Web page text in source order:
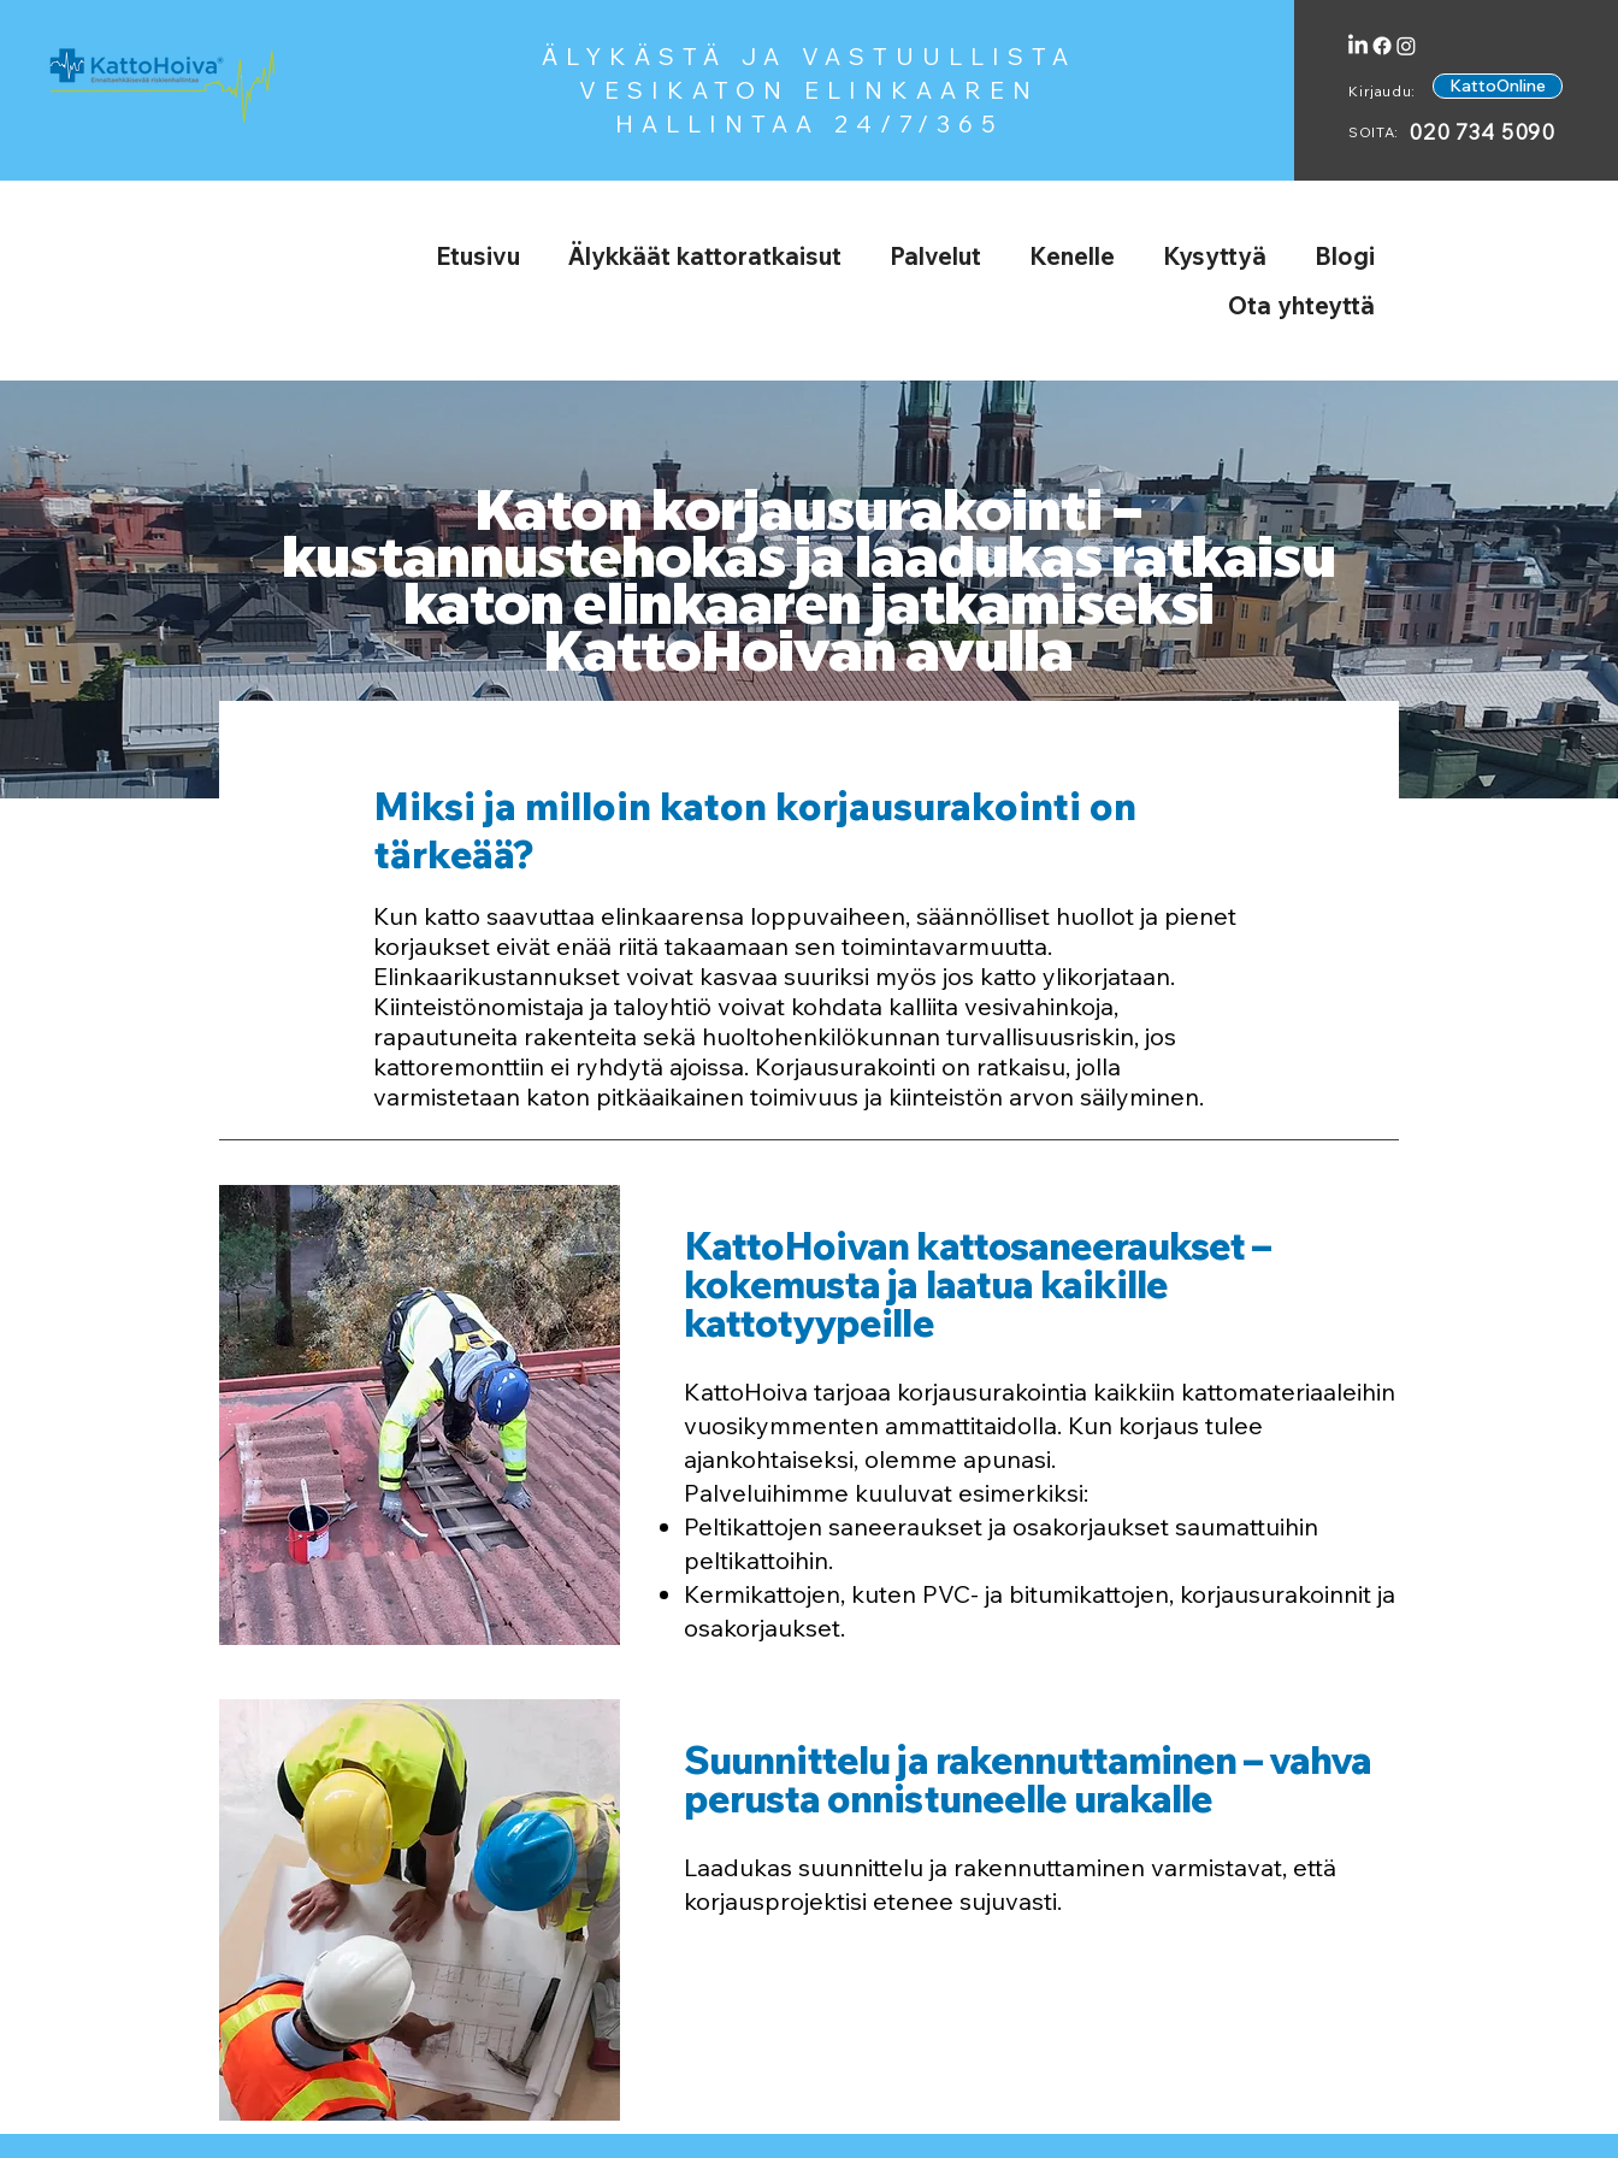
ÄLYKÄSTÄ JA VASTUULLISTA
VESIKATON ELINKAAREN
HALLINTAA 24/7/365
Kirjaudu: KattoOnline
SOITA: 020 734 5090
Etusivu Älykkäät kattoratkaisut Palvelut Kenelle Kysyttyä
Blogi
Ota yhteyttä
Katon korjausurakointi –
kustannustehokas ja laadukas ratkaisu
katon elinkaaren jatkamiseksi
KattoHoivan avulla
Miksi ja milloin katon korjausurakointi on
tärkeää?
Kun katto saavuttaa elinkaarensa loppuvaiheen, säännölliset huollot ja pienet
korjaukset eivät enää riitä takaamaan sen toimintavarmuutta.
Elinkaarikustannukset voivat kasvaa suuriksi myös jos katto ylikorjataan.
Kiinteistönomistaja ja taloyhtiö voivat kohdata kalliita vesivahinkoja,
rapautuneita rakenteita sekä huoltohenkilökunnan turvallisuusriskin, jos
kattoremonttiin ei ryhdytä ajoissa. Korjausurakointi on ratkaisu, jolla
varmistetaan katon pitkäaikainen toimivuus ja kiinteistön arvon säilyminen.
KattoHoivan kattosaneeraukset –
kokemusta ja laatua kaikille
kattotyypeille
KattoHoiva tarjoaa korjausurakointia kaikkiin kattomateriaaleihin
vuosikymmenten ammattitaidolla. Kun korjaus tulee
ajankohtaiseksi, olemme apunasi.
Palveluihimme kuuluvat esimerkiksi:
Peltikattojen saneeraukset ja osakorjaukset saumattuihin
peltikattoihin.
Kermikattojen, kuten PVC- ja bitumikattojen, korjausurakoinnit ja
osakorjaukset.
Suunnittelu ja rakennuttaminen – vahva
perusta onnistuneelle urakalle
Laadukas suunnittelu ja rakennuttaminen varmistavat, että
korjausprojektisi etenee sujuvasti.